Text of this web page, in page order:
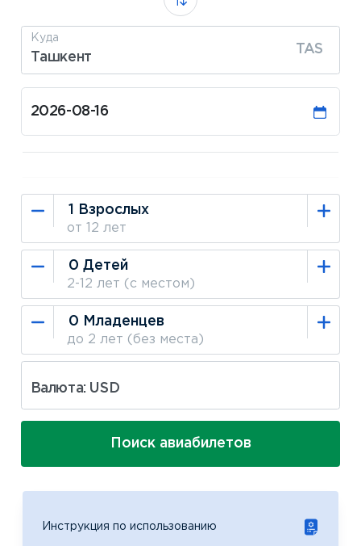
Куда
Ташкент
TAS
от 12 лет
2-12 лет (с местом)
до 2 лет (без места)
Валюта: USD
Поиск авиабилетов
Инструкция по использованию